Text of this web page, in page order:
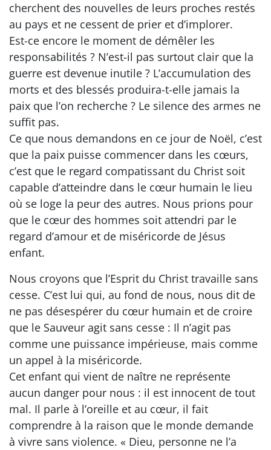
cherchent des nouvelles de leurs proches restés
au pays et ne cessent de prier et d’implorer.
Est-ce encore le moment de démêler les
responsabilités ? N’est-il pas surtout clair que la
guerre est devenue inutile ? L’accumulation des
morts et des blessés produira-t-elle jamais la
paix que l’on recherche ? Le silence des armes ne
suffit pas.
Ce que nous demandons en ce jour de Noël, c’est
que la paix puisse commencer dans les cœurs,
c’est que le regard compatissant du Christ soit
capable d’atteindre dans le cœur humain le lieu
où se loge la peur des autres. Nous prions pour
que le cœur des hommes soit attendri par le
regard d’amour et de miséricorde de Jésus
enfant.
Nous croyons que l’Esprit du Christ travaille sans
cesse. C’est lui qui, au fond de nous, nous dit de
ne pas désespérer du cœur humain et de croire
que le Sauveur agit sans cesse : Il n’agit pas
comme une puissance impérieuse, mais comme
un appel à la miséricorde.
Cet enfant qui vient de naître ne représente
aucun danger pour nous : il est innocent de tout
mal. Il parle à l’oreille et au cœur, il fait
comprendre à la raison que le monde demande
à vivre sans violence. « Dieu, personne ne l’a